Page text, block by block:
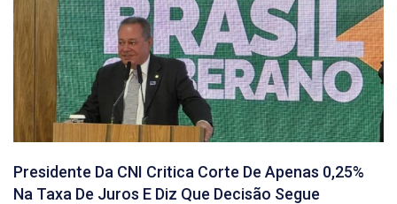
Presidente Da CNI Critica Corte De Apenas 0,25%
Na Taxa De Juros E Diz Que Decisão Segue